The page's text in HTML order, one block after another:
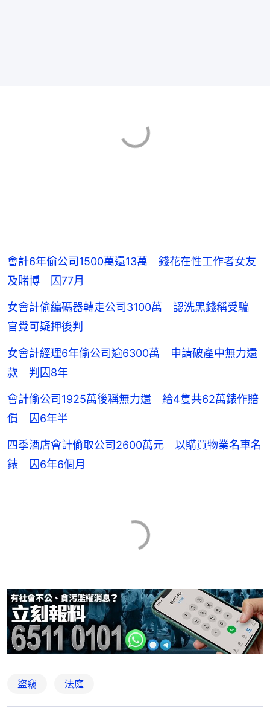
會計6年偷公司1500萬還13萬 錢花在性工作者女友
及賭博 囚77月
女會計偷編碼器轉走公司3100萬 認洗黑錢稱受騙
官覺可疑押後判
女會計經理6年偷公司逾6300萬 申請破產中無力還
款 判囚8年
會計偷公司1925萬後稱無力還 給4隻共62萬錶作賠
償 囚6年半
四季酒店會計偷取公司2600萬元 以購買物業名車名
錶 囚6年6個月
盜竊 法庭